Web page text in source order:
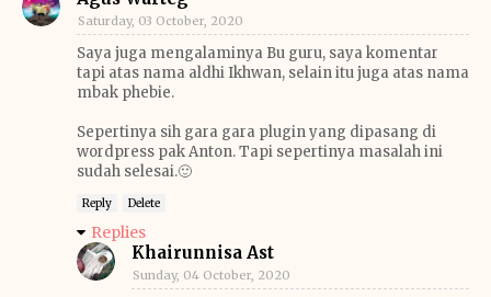
Saturday, 03 October, 2020
Saya juga mengalaminya Bu guru, saya komentar
tapi atas nama aldhi Ikhwan, selain itu juga atas nama
mbak phebie.
Sepertinya sih gara gara plugin yang dipasang di
wordpress pak Anton. Tapi sepertinya masalah ini
sudah selesai.🙂
Reply Delete
Replies
Khairunnisa Ast
Sunday, 04 October, 2020